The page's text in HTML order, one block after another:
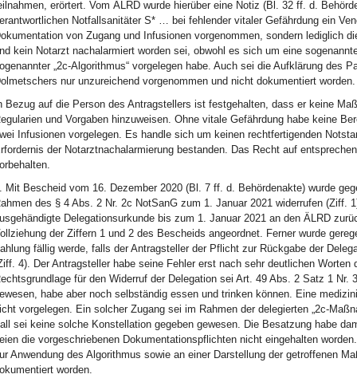
erörtert. Vom ÄLRD wurde hierüber eine Notiz (Bl. 32 ff. d.
Notfallsanitäter S* … bei fehlender vitaler Gefährdung ein
von Zugang und Infusionen vorgenommen, sondern lediglich
kein Notarzt nachalarmiert worden sei, obwohl es sich um eine
„2c-Algorithmus“ vorgelegen habe. Auch sei die Aufklärung des
nur unzureichend vorgenommen und nicht dokumentiert worden.
Bezug auf die Person des Antragstellers ist festgehalten, dass er keine
und Vorgaben hinzuweisen. Ohne vitale Gefährdung habe keine
Infusionen vorgelegen. Es handle sich um keinen rechtfertigenden
der Notarztnachalarmierung bestanden. Das Recht auf
Mit Bescheid vom 16. Dezember 2020 (Bl. 7 ff. d. Behördenakte) wurde
des § 4 Abs. 2 Nr. 2c NotSanG zum 1. Januar 2021 widerrufen (Ziff.
Delegationsurkunde bis zum 1. Januar 2021 an den ÄLRD
der Ziffern 1 und 2 des Bescheids angeordnet. Ferner wurde
fällig werde, falls der Antragsteller der Pflicht zur Rückgabe der
4). Der Antragsteller habe seine Fehler erst nach sehr deutlichen
für den Widerruf der Delegation sei Art. 49 Abs. 2 Satz 1
habe aber noch selbständig essen und trinken können. Eine
vorgelegen. Ein solcher Zugang sei im Rahmen der delegierten „2c-
sei keine solche Konstellation gegeben gewesen. Die Besatzung habe
die vorgeschriebenen Dokumentationspflichten nicht eingehalten
Anwendung des Algorithmus sowie an einer Darstellung der getroffenen
worden.